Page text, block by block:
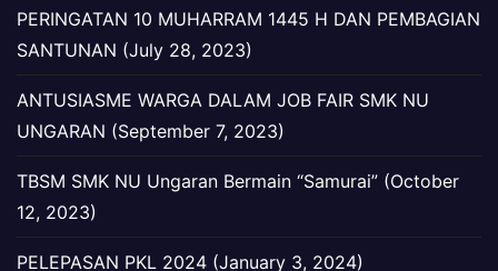
PERINGATAN 10 MUHARRAM 1445 H DAN PEMBAGIAN
SANTUNAN (July 28, 2023)
ANTUSIASME WARGA DALAM JOB FAIR SMK NU
UNGARAN (September 7, 2023)
TBSM SMK NU Ungaran Bermain “Samurai” (October
12, 2023)
PELEPASAN PKL 2024 (January 3, 2024)